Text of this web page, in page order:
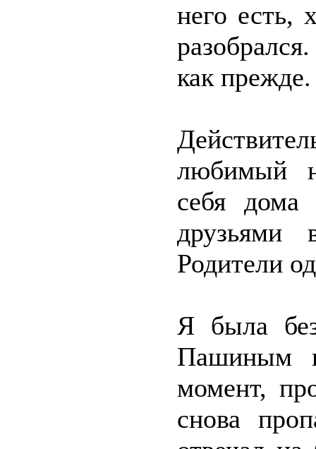
него есть,
как прежде.
любимый
себя
друзьями
Родители
Я была
Пашиным
момент,
снова